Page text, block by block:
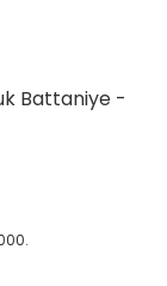
Battaniye -